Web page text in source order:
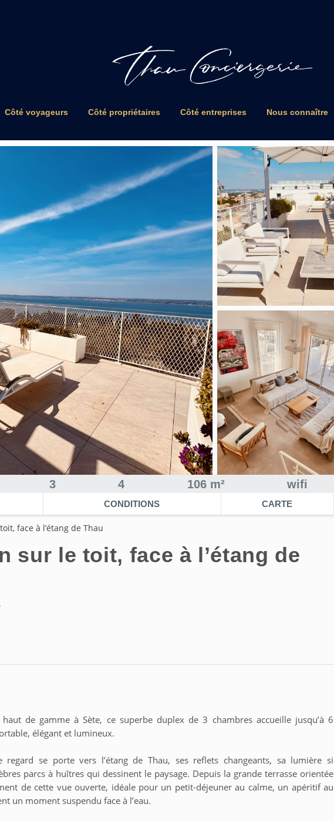
Côté voyageurs Côté propriétaires Côté entreprises Nous connaître
3 4 106 m² wifi
CONDITIONS CARTE
face à l’étang de Thau
sur le toit, face à l’étang de
de gamme à Sète, ce superbe duplex de 3 chambres accueille jusqu’à 6
élégant et lumineux.
regard se porte vers l’étang de Thau, ses reflets changeants, sa lumière si
parcs à huîtres qui dessinent le paysage. Depuis la grande terrasse orientée
de cette vue ouverte, idéale pour un petit-déjeuner au calme, un apéritif au
un moment suspendu face à l’eau.